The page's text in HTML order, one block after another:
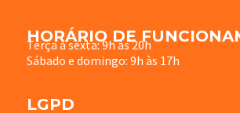
HORÁRIO DE
Terça à sexta: 9h às 20h
Sábado e domingo: 9h às 17h
LGPD